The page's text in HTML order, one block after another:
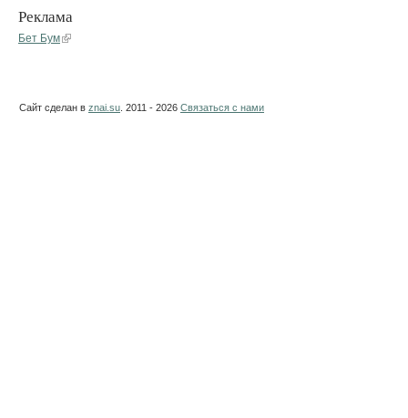
Реклама
Бет Бум
Сайт сделан в znai.su . 2011 - 2026 Связаться с нами